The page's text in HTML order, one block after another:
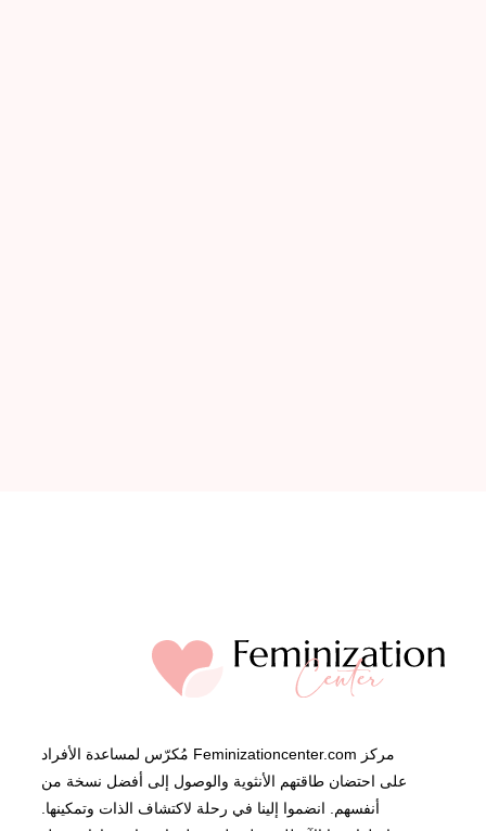
مركز Feminizationcenter.com مُكرّس لمساعدة الأفراد
على احتضان طاقتهم الأنثوية والوصول إلى أفضل نسخة من
أنفسهم. انضموا إلينا في رحلة لاكتشاف الذات وتمكينها.